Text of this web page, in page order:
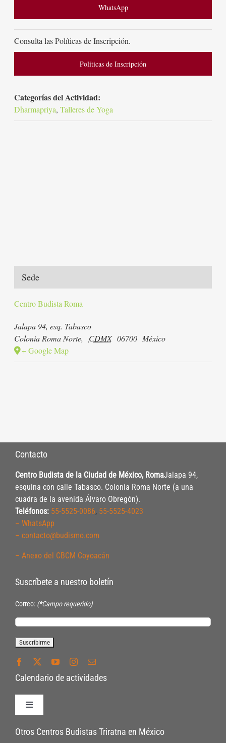
WhatsApp
Consulta las Políticas de Inscripción.
Políticas de Inscripción
Categorías del Actividad:
Dharmapriya,Talleres de Yoga
Sede
Centro Budista Roma
Jalapa 94, esq. Tabasco
Colonia Roma Norte, CDMX 06700 México
+ Google Map
Contacto
Centro Budista de la Ciudad de México, RomaJalapa 94,
esquina con calle Tabasco. Colonia Roma Norte (a una
cuadra de la avenida Álvaro Obregón).
Teléfonos: 55-5525-0086, 55-5525-4023
– WhatsApp
– contacto@budismo.com
– Anexo del CBCM Coyoacán
Suscríbete a nuestro boletín
Correo: (*Campo requerido)
Calendario de actividades
Toggle
Políticas de Inscripción
Otros Centros Budistas Triratna en México